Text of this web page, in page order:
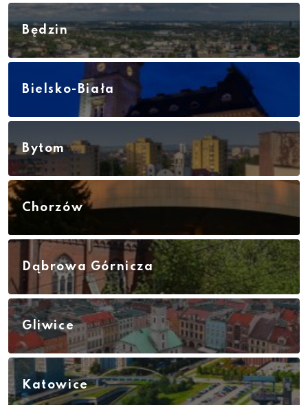
Będzin
Bielsko-Biała
Bytom
Chorzów
Dąbrowa Górnicza
Gliwice
Katowice